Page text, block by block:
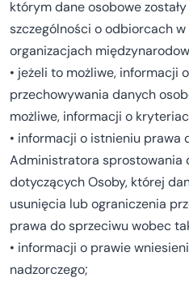
którym dane osobowe
szczególności o odbiorcach
organizacjach
• jeżeli to możliwe, informacji
przechowywania danych
możliwe, informacji o
• informacji o istnieniu prawa
Administratora sprostowania
dotyczących Osoby, której
usunięcia lub ograniczenia
prawa do sprzeciwu wobec
• informacji o prawie
nadzorczego;